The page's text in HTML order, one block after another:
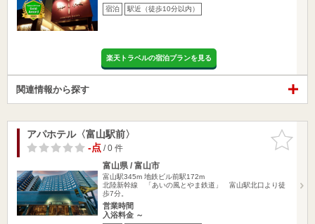
宿泊 駅近（徒歩10分以内）
楽天トラベルの宿泊プランを見る
関連情報から探す
お気に入
りに追加
アパホテル〈富山駅前〉
-点/ 0 件
富山県 / 富山市
富山駅345m 地鉄ビル前駅172m
北陸新幹線 「あいの風とやま鉄道」 富山駅北口より徒
歩7分。
営業時間
入浴料金 ～